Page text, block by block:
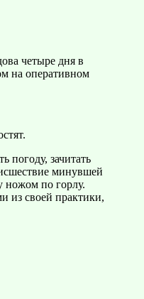
четыре дня в
на оперативном
погоду, зачитать
минувшей
ножом по горлу.
из своей практики,